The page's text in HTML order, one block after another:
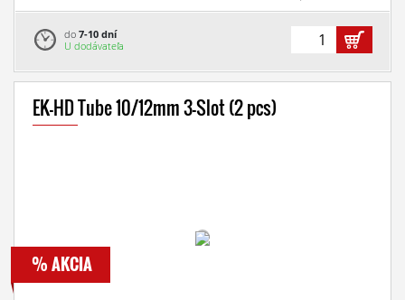
do 7-10 dní
U dodávateľa
EK-HD Tube 10/12mm 3-Slot (2 pcs)
% AKCIA